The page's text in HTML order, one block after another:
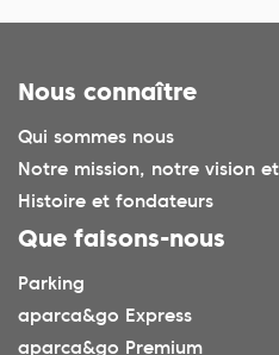
Nous connaître
Qui sommes nous
Notre mission, notre vision
Histoire et fondateurs
Que faisons-nous
Parking
aparca&go Express
aparca&go Premium